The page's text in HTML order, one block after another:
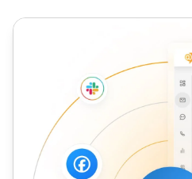
VoIP-serviceprovider